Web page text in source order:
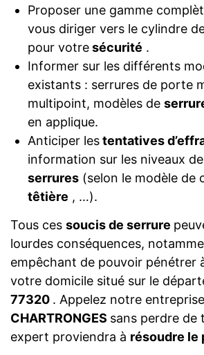
Proposer une gamme
vous diriger vers le cylindre
pour votresécurité .
Informer sur les différents
existants : serrures de porte
multipoint, modèles de
en applique.
Anticiper lestentatives
information sur les niveaux de
serrures(selon le modèle de
têtière , …).
Tous ces soucis de serrure
lourdes conséquences,
empêchant de pouvoir pénétrer
votre domicile situé sur le
77320 . Appelez notre
CHARTRONGES sans perdre de
expert proviendra à résoudre le